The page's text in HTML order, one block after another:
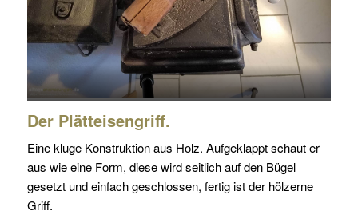
Der Plätteisengriff.
Eine kluge Konstruktion aus Holz. Aufgeklappt schaut er
aus wie eine Form, diese wird seitlich auf den Bügel
gesetzt und einfach geschlossen, fertig ist der hölzerne
Griff.